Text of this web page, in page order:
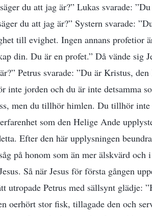
du att jag är?” Lukas svarade:
du att jag är?” Systern svarade:
till evighet. Ingen annans profetior
din. Du är en profet.” Då vände sig
Petrus svarade: ”Du är Kristus,
jorden och du är inte detsamma
men du tillhör himlen. Du tillhör
som den Helige Ande
Efter den här upplysningen
på honom som än mer älskvärd
Så när Jesus för första gången
utropade Petrus med sällsynt glädje:
oerhört stor fisk, tillagade den och